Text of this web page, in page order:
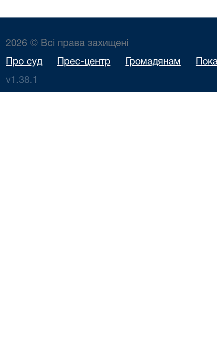
2026 © Всі права захищені
Про суд Прес-центр Громадянам
v1.38.1